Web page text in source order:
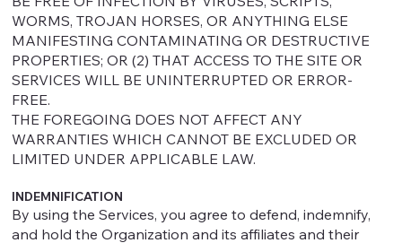
WORMS, TROJAN HORSES, OR ANYTHING ELSE
MANIFESTING CONTAMINATING OR DESTRUCTIVE
PROPERTIES; OR (2) THAT ACCESS TO THE SITE OR
SERVICES WILL BE UNINTERRUPTED OR ERROR-
FREE.
THE FOREGOING DOES NOT AFFECT ANY
WARRANTIES WHICH CANNOT BE EXCLUDED OR
LIMITED UNDER APPLICABLE LAW.
INDEMNIFICATION
By using the Services, you agree to defend, indemnify,
and hold the Organization and its affiliates and their